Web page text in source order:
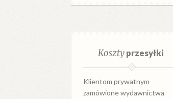
Kosztyprzesyłki
Klientom prywatnym
zamówione wydawnictwa